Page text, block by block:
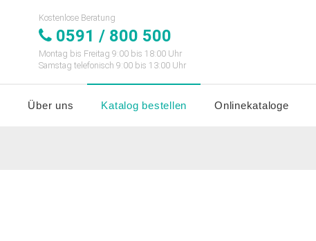
Kostenlose Beratung
0591 / 800 500
Montag bis Freitag 9:00 bis 18:00 Uhr
Samstag telefonisch 9:00 bis 13:00 Uhr
Über uns Katalog bestellen Onlinekataloge